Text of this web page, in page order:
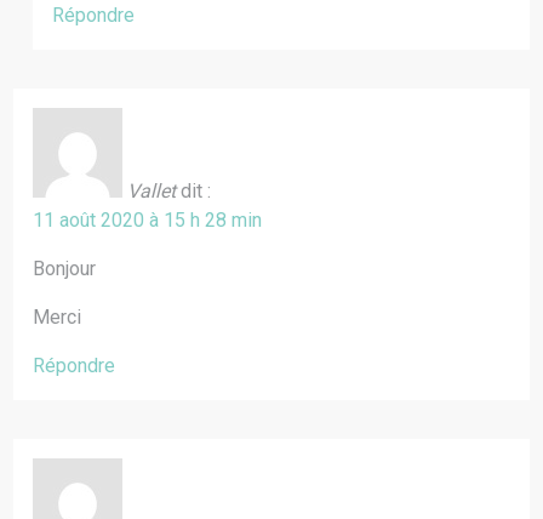
Répondre
Vallet dit :
11 août 2020 à 15 h 28 min
Bonjour
Merci
Répondre